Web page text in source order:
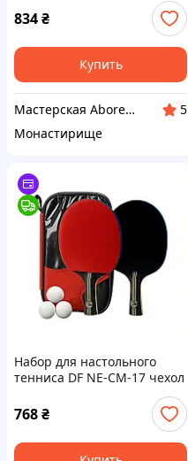
834₴
Купить
Мастерская Aborealis
5
Монастирище
Набор для настольного
тенниса DF NE-CM-17 чехол
768₴